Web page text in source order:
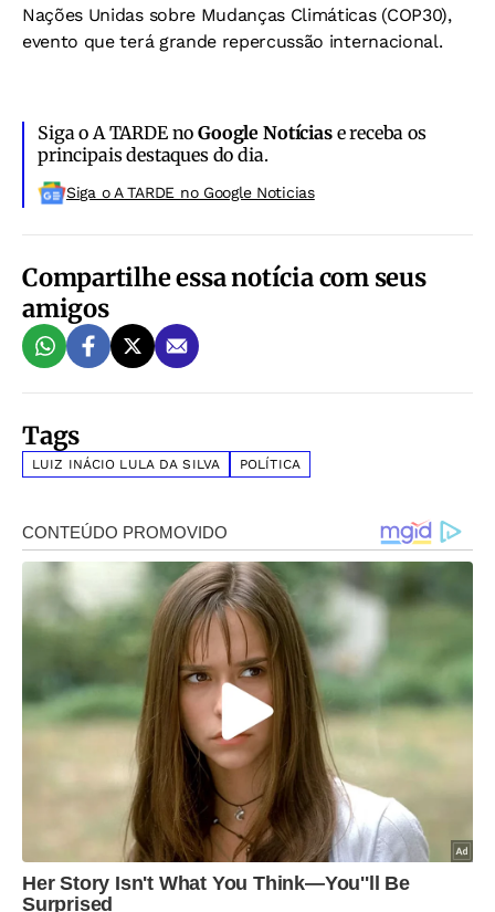
Nações Unidas sobre Mudanças Climáticas (COP30),
evento que terá grande repercussão internacional.
Siga o A TARDE noGoogle Notíciase receba os
principais destaques do dia.
Siga o A TARDE no Google Noticias
Compartilhe essa notícia com seus
amigos
Tags
LUIZ INÁCIO LULA DA SILVA POLÍTICA